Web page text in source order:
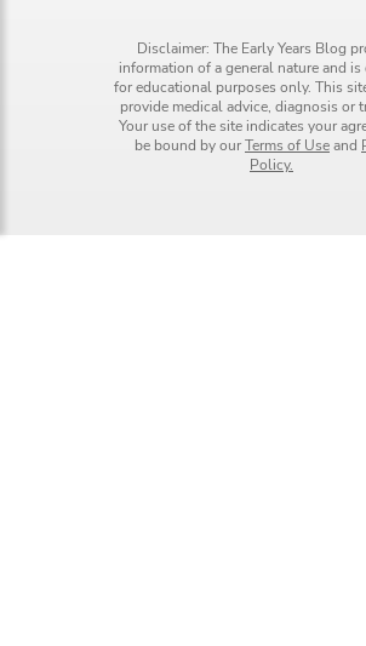
Disclaimer: The Early Years Blog
information of a general nature and is
for educational purposes only. This
provide medical advice, diagnosis or
Your use of the site indicates your
be bound by ourTerms of Useand
Policy.